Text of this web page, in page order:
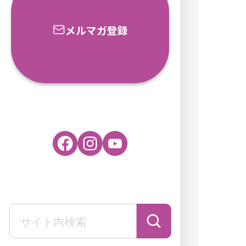
メルマガ登録